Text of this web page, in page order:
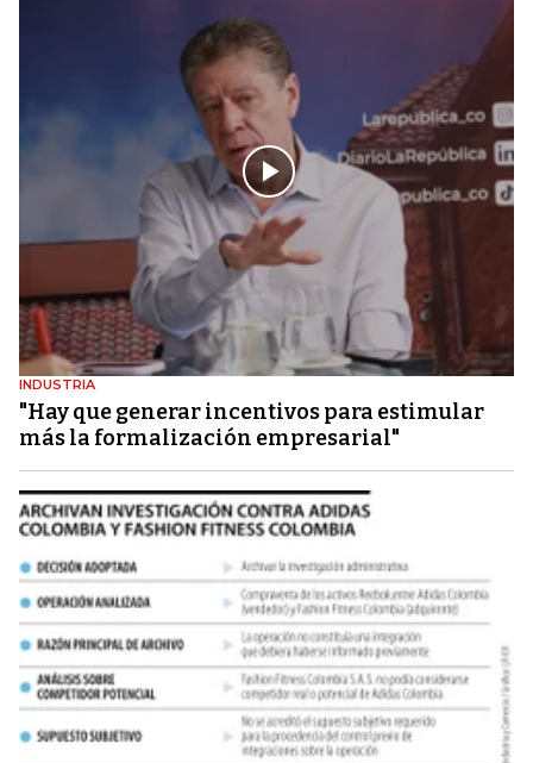
INDUSTRIA
"Hay que generar incentivos para estimular
más la formalización empresarial"